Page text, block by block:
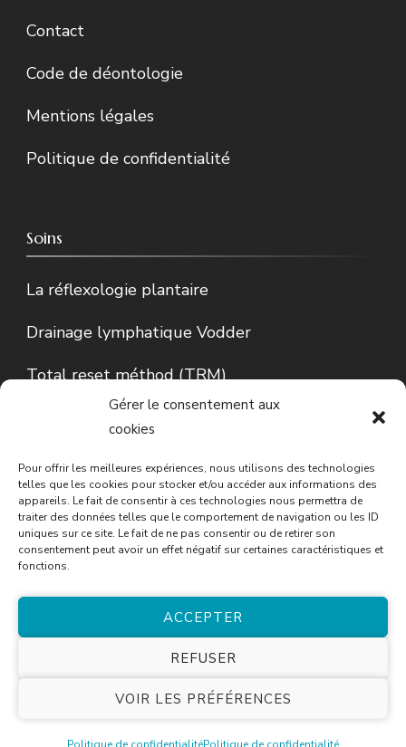
Gérer le consentement aux
cookies
Pour offrir les meilleures expériences, nous utilisons des technologies
telles que les cookies pour stocker et/ou accéder aux informations des
appareils. Le fait de consentir à ces technologies nous permettra de
traiter des données telles que le comportement de navigation ou les ID
uniques sur ce site. Le fait de ne pas consentir ou de retirer son
consentement peut avoir un effet négatif sur certaines caractéristiques et
fonctions.
ACCEPTER
REFUSER
VOIR LES PRÉFÉRENCES
Contact
Code de déontologie
Mentions légales
Politique de confidentialité
Soins
La réflexologie plantaire
Drainage lymphatique Vodder
Total reset méthod (TRM)
Conseils en phytothérapie
© Copyright 2026Cécile Tourneau. Tous droits
réservés.
Blossom Spa | Développé parBlossom
.Propulsé par WordPress.Politique de
confidentialité